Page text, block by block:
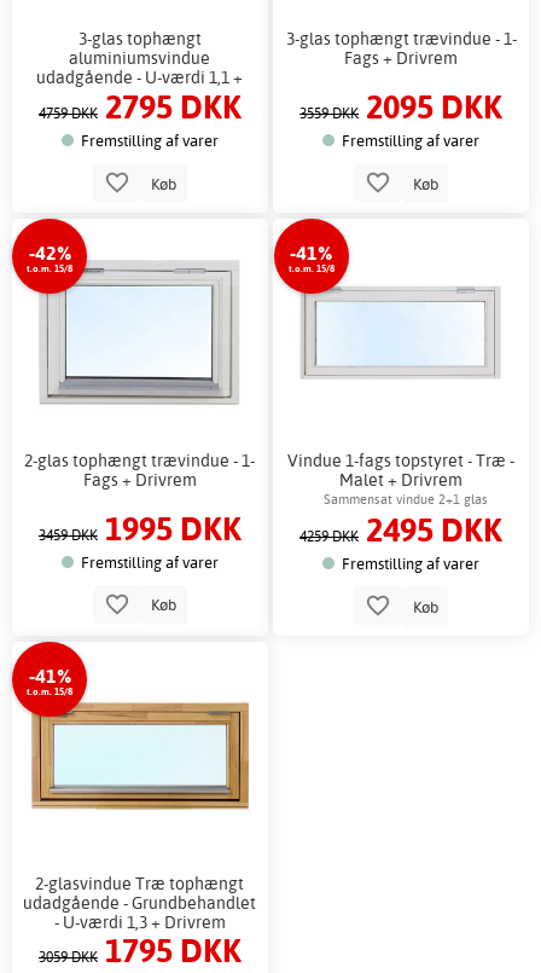
3-glas tophængt
aluminiumsvindue
udadgående - U-værdi 1,1 +
Drivrem
4759 DKK 2795 DKK
Fremstilling af varer
Køb
3-glas tophængt trævindue - 1-
Fags + Drivrem
3559 DKK 2095 DKK
Fremstilling af varer
Køb
-42%
t.o.m. 15/8
2-glas tophængt trævindue - 1-
Fags + Drivrem
3459 DKK 1995 DKK
Fremstilling af varer
Køb
-41%
t.o.m. 15/8
Vindue 1-fags topstyret - Træ -
Malet + Drivrem
Sammensat vindue 2+1 glas
4259 DKK 2495 DKK
Fremstilling af varer
Køb
-41%
t.o.m. 15/8
2-glasvindue Træ tophængt
udadgående - Grundbehandlet
- U-værdi 1,3 + Drivrem
3059 DKK 1795 DKK